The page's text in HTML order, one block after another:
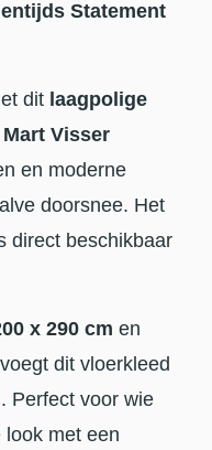
Statement
dit laagpolige
Visser
en moderne
doorsnee. Het
direct beschikbaar
x 290 cm en
voegt dit vloerkleed
Perfect voor wie
look met een